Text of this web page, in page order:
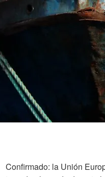
Confirmado: la Unión